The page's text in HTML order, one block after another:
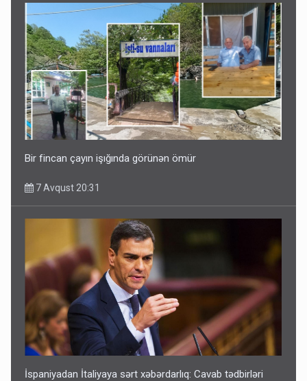
Bir fincan çayın işığında görünən ömür
7 Avqust 20:31
İspaniyadan İtaliyaya sərt xəbərdarlıq: Cavab tədbirləri